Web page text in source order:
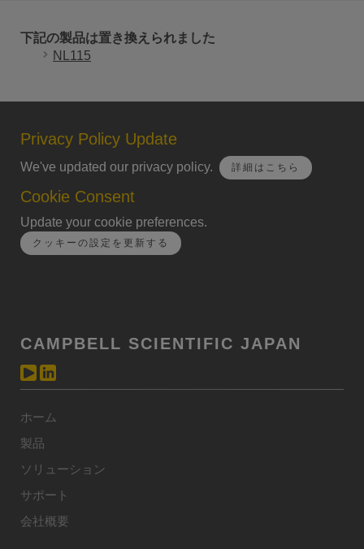
下記の製品は置き換えられました
NL115
Privacy Policy Update
We've updated our privacy policy. 詳細はこちら
Cookie Consent
Update your cookie preferences.
クッキーの設定を更新する
CAMPBELL SCIENTIFIC JAPAN
ホーム
製品
ソリューション
サポート
会社概要